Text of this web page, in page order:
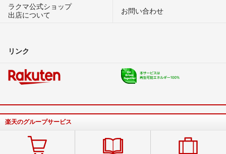
ラクマ公式ショップ
出店について
お問い合わせ
リンク
楽天のグループサービス